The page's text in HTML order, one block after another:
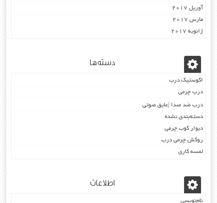
آوریل 2017
مارس 2017
ژانویه 2017
دسته‌ها
اکوستیک درب
درب چرمی
درب ضد صدا |عایق صوتی
دسته‌بندی نشده
دیوار کوب چرمی
روکش چرمی درب
لمسه کاری
اطلاعات
نام‌نویسی